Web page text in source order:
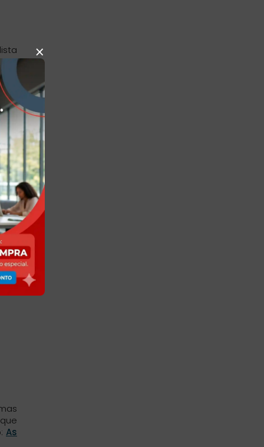
se
As
×